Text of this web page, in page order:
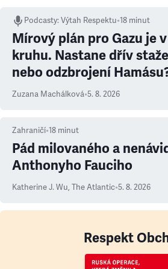
Podcasty:Výtah Respektu•18 minut
Mírový plán pro Gazu je
kruhu. Nastane dřív
nebo odzbrojení
Zuzana Machálková•5. 8. 2026
Zahraničí•18 minut
Pád milovaného a
Anthonyho Fauciho
Katherine J. Wu, The Atlantic•5. 8. 2026
Respekt